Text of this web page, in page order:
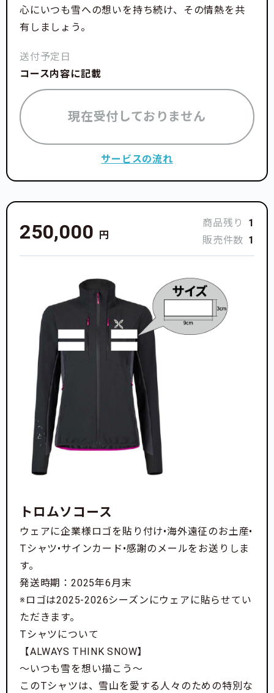
心にいつも雪への想いを持ち続け、その情熱を共
有しましょう。
送付予定日
コース内容に記載
現在受付しておりません
サービスの流れ
250,000 円
商品残り
1
販売件数 1
トロムソコース
ウェアに企業様ロゴを貼り付け•海外遠征のお土産•
Tシャツ•サインカード•感謝のメールをお送りしま
す。
発送時期：2025年6月末
※ロゴは2025-2026シーズンにウェアに貼らせてい
ただきます。
Tシャツについて
【ALWAYS THINK SNOW】
～いつも雪を想い描こう～
このTシャツは、雪山を愛する人々のための特別な